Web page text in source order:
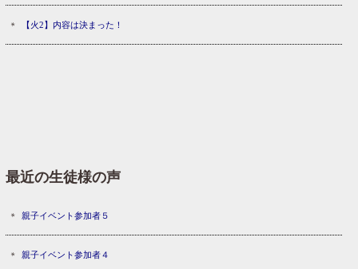
【火2】内容は決まった！
最近の生徒様の声
親子イベント参加者５
親子イベント参加者４